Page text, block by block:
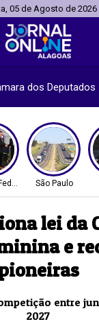
05 de Agosto de 2026
dos Deputados
São Paulo
lei da
e
entre
2027